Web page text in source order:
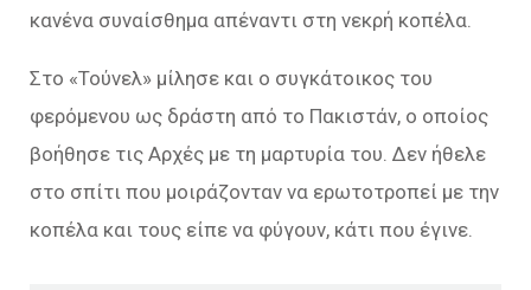
κανένα συναίσθημα απέναντι στη νεκρή κοπέλα.
Στο «Τούνελ» μίλησε και ο συγκάτοικος του
φερόμενου ως δράστη από το Πακιστάν, ο οποίος
βοήθησε τις Αρχές με τη μαρτυρία του. Δεν ήθελε
στο σπίτι που μοιράζονταν να ερωτοτροπεί με την
κοπέλα και τους είπε να φύγουν, κάτι που έγινε.